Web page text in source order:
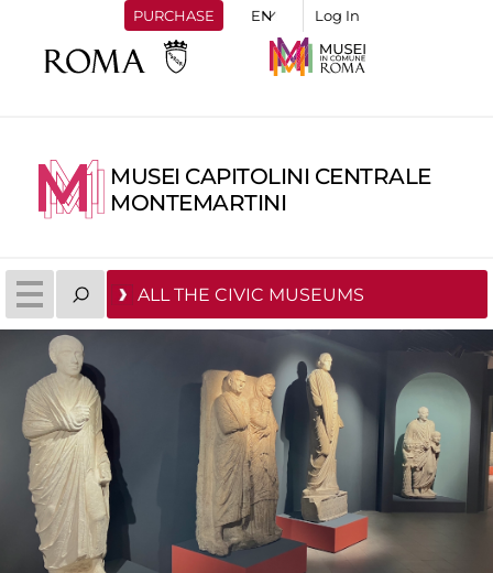
PURCHASE Log In
MUSEI CAPITOLINI CENTRALE
MONTEMARTINI
ALL THE CIVIC MUSEUMS